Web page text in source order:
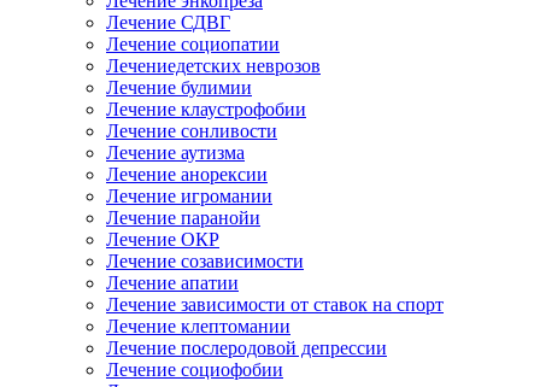
Лечение СДВГ
Лечение социопатии
Лечениедетских неврозов
Лечение булимии
Лечение клаустрофобии
Лечение сонливости
Лечение аутизма
Лечение анорексии
Лечение игромании
Лечение паранойи
Лечение ОКР
Лечение созависимости
Лечение апатии
Лечение зависимости от ставок на спорт
Лечение клептомании
Лечение послеродовой депрессии
Лечение социофобии